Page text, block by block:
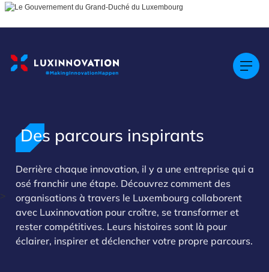
>
Des parcours inspirants
Derrière chaque innovation, il y a une entreprise qui a
osé franchir une étape. Découvrez comment des
organisations à travers le Luxembourg collaborent
avec Luxinnovation pour croître, se transformer et
rester compétitives. Leurs histoires sont là pour
éclairer, inspirer et déclencher votre propre parcours.
Cookies management panel